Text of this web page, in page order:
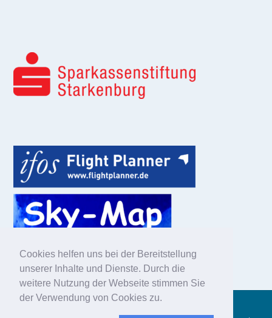
Cookies helfen uns bei der Bereitstellung
unserer Inhalte und Dienste. Durch die
weitere Nutzung der Webseite stimmen Sie
der Verwendung von Cookies zu.